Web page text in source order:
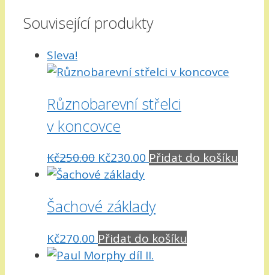
Související produkty
Sleva!
Různobarevní střelci
v koncovce
Kč250.00 Původní
cena
Kč250.00.
Kč230.00 Aktuální
Kč230.00.
Přidat do košíku
Šachové základy
Kč270.00 Přidat do košíku